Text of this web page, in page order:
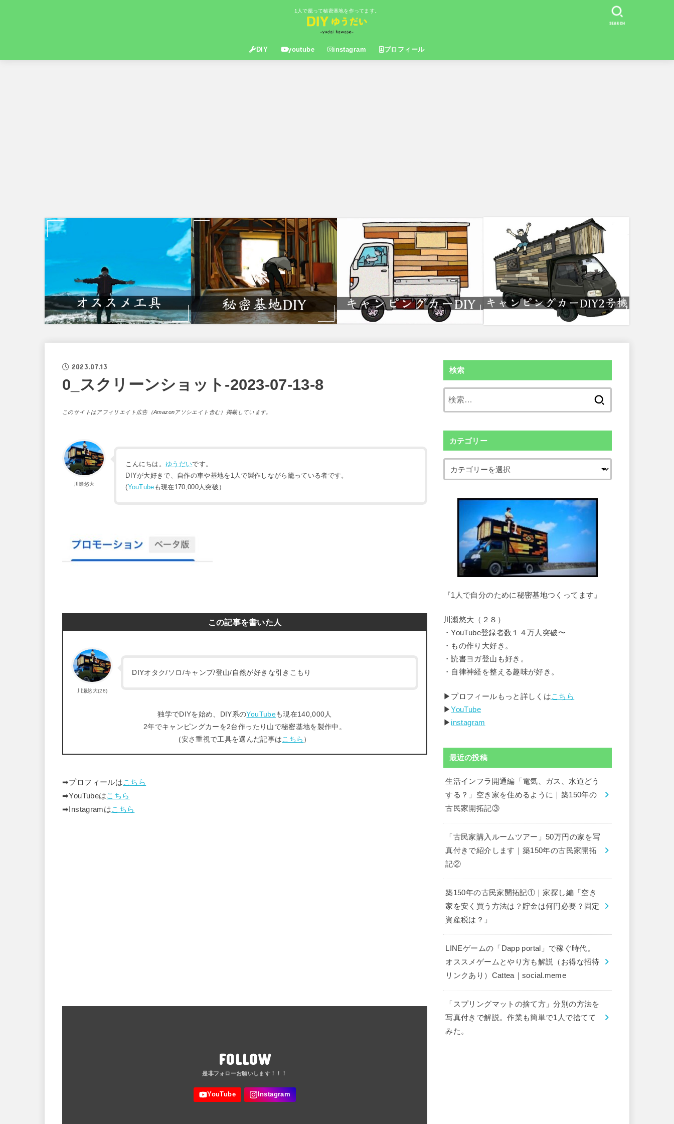
1人で籠って秘密基地を作ってます。
DIY youtube instagram プロフィール
SEARCH
2023.07.13
0_スクリーンショット-2023-07-13-8
このサイトはアフィリエイト広告（Amazonアソシエイト含む）掲載しています。
川瀬悠大
こんにちは。ゆうだいです。
DIYが大好きで、自作の車や基地を1人で製作しながら籠っている者です。
(YouTube も現在170,000人突破）
この記事を書いた人
川瀬悠大(28)
DIYオタク/ソロ/キャンプ/登山/自然が好きな引きこもり
独学でDIYを始め、DIY系のYouTubeも現在140,000人
2年でキャンピングカーを2台作ったり山で秘密基地を製作中。
(安さ重視で工具を選んだ記事はこちら ）
➡︎プロフィールはこちら
➡︎YouTubeはこちら
➡︎Instagramはこちら
FOLLOW
検索
カテゴリー
『1人で自分のために秘密基地つくってます』
川瀬悠大（２８）
・YouTube登録者数１４万人突破〜
・もの作り大好き。
・読書ヨガ登山も好き。
・自律神経を整える趣味が好き。
▶︎プロフィールもっと詳しくはこちら
▶︎YouTube
▶︎ instagram
最近の投稿
生活インフラ開通編「電気、ガス、水道どう
する？」空き家を住めるように｜築150年の
古民家開拓記③
「古民家購入ルームツアー」50万円の家を写
真付きで紹介します｜築150年の古民家開拓
記②
築150年の古民家開拓記①｜家探し編「空き
家を安く買う方法は？貯金は何円必要？固定
資産税は？」
LINEゲームの「Dapp portal」で稼ぐ時代。
オススメゲームとやり方も解説（お得な招待
リンクあり）Cattea｜social.meme
「スプリングマットの捨て方」分別の方法を
写真付きで解説。作業も簡単で1人で捨てて
みた。